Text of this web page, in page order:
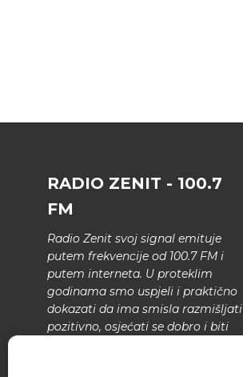
RADIO ZENIT - 100.7
FM
Radio Zenit svoj signal emituje
putem frekvencije od 100.7 FM i
putem interneta. U proteklim
godinama smo uspjeli i praktično
dokazati da ima smisla razmišljati
pozitivno, osjećati se dobro i biti